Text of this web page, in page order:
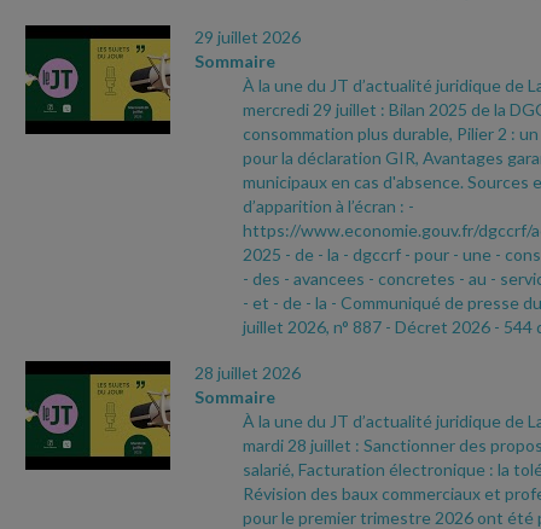
29 juillet 2026
Sommaire
À la une du JT d’actualité juridique de
mercredi 29 juillet : Bilan 2025 de la
consommation plus durable, Pilier 2 :
pour la déclaration GIR, Avantages
municipaux en cas d'absence.
d’apparition à l’écran : -
https://www.economie.gouv.fr/dgccrf/
2025 - de - la - dgccrf - pour - une -
- des - avancees - concretes - au -
- et - de - la - Communiqué de presse
juillet 2026, n° 887 - Décret 2026 - 544
28 juillet 2026
Sommaire
À la une du JT d’actualité juridique de
mardi 28 juillet : Sanctionner des
salarié, Facturation électronique : la
Révision des baux commerciaux et
pour le premier trimestre 2026 ont été